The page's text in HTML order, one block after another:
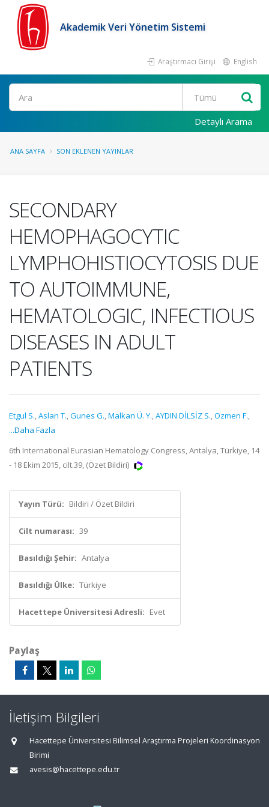
Akademik Veri Yönetim Sistemi
Araştırmacı Girişi English
Ara
Detaylı Arama
ANA SAYFA SON EKLENEN YAYINLAR
SECONDARY
HEMOPHAGOCYTIC
LYMPHOHISTIOCYTOSIS DUE
TO AUTOIMMUNE,
HEMATOLOGIC, INFECTIOUS
DISEASES IN ADULT
PATIENTS
Etgul S.,Aslan T.,Gunes G.,Malkan Ü. Y.,AYDIN DİLSİZ S.,Ozmen F.,
...Daha Fazla
6th International Eurasian Hematology Congress, Antalya, Türkiye, 14
- 18 Ekim 2015, cilt.39, (Özet Bildiri)
Yayın Türü: Bildiri / Özet Bildiri
Cilt numarası: 39
Basıldığı Şehir: Antalya
Basıldığı Ülke: Türkiye
Hacettepe Üniversitesi Adresli: Evet
Paylaş
İletişim Bilgileri
Hacettepe Üniversitesi Bilimsel Araştırma Projeleri Koordinasyon
Birimi
avesis@hacettepe.edu.tr